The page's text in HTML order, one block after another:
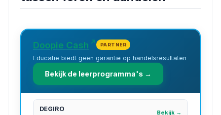
Doopie Cash PARTNER
Educatie biedt geen garantie op handelsresultaten
Bekijk de leerprogramma's →
DEGIRO Bekijk →